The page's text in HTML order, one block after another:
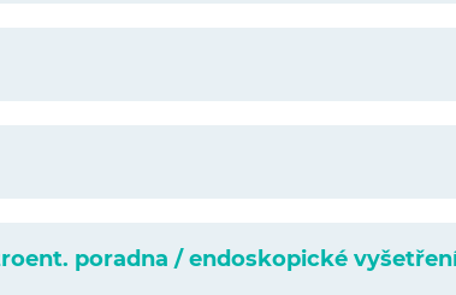
poradna / endoskopické